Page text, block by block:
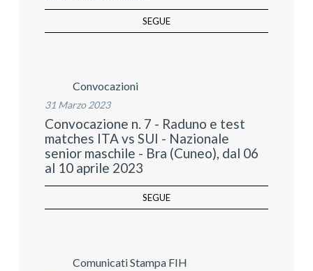
SEGUE
Convocazioni
31 Marzo 2023
Convocazione n. 7 - Raduno e test
matches ITA vs SUI - Nazionale
senior maschile - Bra (Cuneo), dal 06
al 10 aprile 2023
SEGUE
Comunicati Stampa FIH